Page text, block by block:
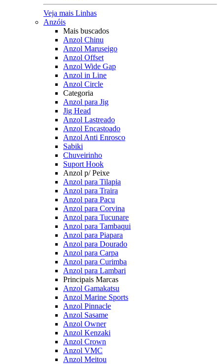
Veja mais Linhas
Anzóis
Mais buscados
Anzol Chinu
Anzol Maruseigo
Anzol Offset
Anzol Wide Gap
Anzol in Line
Anzol Circle
Categoria
Anzol para Jig
Jig Head
Anzol Lastreado
Anzol Encastoado
Anzol Anti Enrosco
Sabiki
Chuveirinho
Suport Hook
Anzol p/ Peixe
Anzol para Tilapia
Anzol para Traira
Anzol para Pacu
Anzol para Corvina
Anzol para Tucunare
Anzol para Tambaqui
Anzol para Piapara
Anzol para Dourado
Anzol para Carpa
Anzol para Curimba
Anzol para Lambari
Principais Marcas
Anzol Gamakatsu
Anzol Marine Sports
Anzol Pinnacle
Anzol Sasame
Anzol Owner
Anzol Kenzaki
Anzol Crown
Anzol VMC
Anzol Meitou